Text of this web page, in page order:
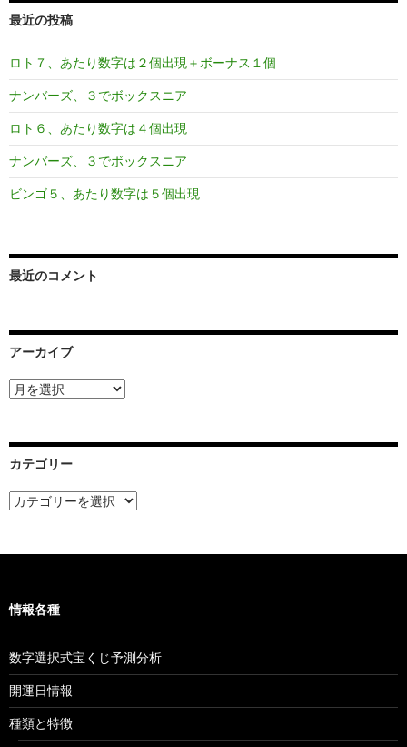
最近の投稿
ロト７、あたり数字は２個出現＋ボーナス１個
ナンバーズ、３でボックスニア
ロト６、あたり数字は４個出現
ナンバーズ、３でボックスニア
ビンゴ５、あたり数字は５個出現
最近のコメント
アーカイブ
ア
ー
ブ
カテゴリー
カ
テ
情報各種
数字選択式宝くじ予測分析
開運日情報
種類と特徴